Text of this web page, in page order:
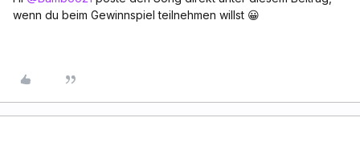
wenn du beim Gewinnspiel teilnehmen willst 😀